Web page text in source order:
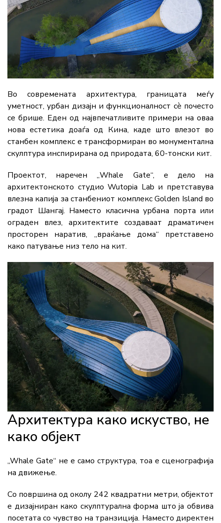
Во современата архитектура, границата меѓу
уметност, урбан дизајн и функционалност сè почесто
се брише. Еден од највпечатливите примери на оваа
нова естетика доаѓа од Кина, каде што влезот во
станбен комплекс е трансформиран во монументална
скулптура инспирирана од природата, 60-тонски кит.
Проектот, наречен „Whale Gate“, е дело на
архитектонското студиоWutopia Lab и претставува
влезна капија за станбениот комплексGolden Island во
градот Шангај. Наместо класична урбана порта или
ограден влез, архитектите создаваат драматичен
просторен наратив, „враќање дома“ претставено
како патување низ тело на кит.
Архитектура како искуство, не
како објект
„Whale Gate“ не е само структура, тоа е сценографија
на движење.
Со површина од околу 242 квадратни метри, објектот
е дизајниран како скулптурална форма што ја обвива
посетата со чувство на транзиција. Наместо директен